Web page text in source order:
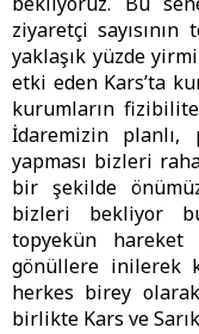
ziyaretçi
yaklaşık yüzde
etki eden Kars’ta
kurumların
İdaremizin planlı,
yapması bizleri
bir şekilde
bizleri bekliyor
topyekün
gönüllere inilerek
herkes birey
birlikte Kars ve